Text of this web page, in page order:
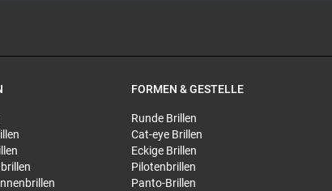
FORMEN & GESTELLE
Runde Brillen
Cat-eye Brillen
Eckige Brillen
Pilotenbrillen
Panto-Brillen